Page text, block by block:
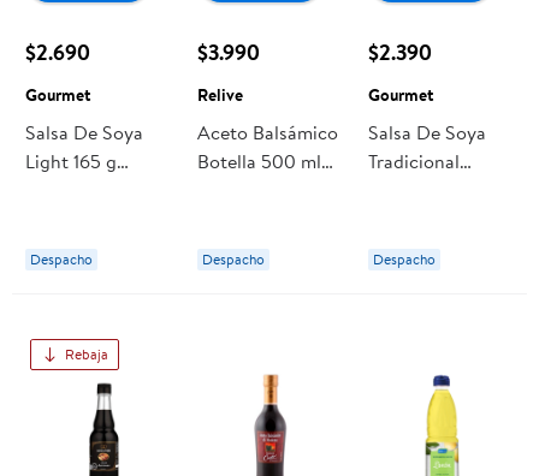
$2.690
Gourmet
Salsa De Soya
Light 165 g
Despacho
$3.990
Relive
Aceto Balsámico
Botella 500 ml
Despacho
$2.390
Gourmet
Salsa De Soya
Tradicional
Despacho
Rebaja